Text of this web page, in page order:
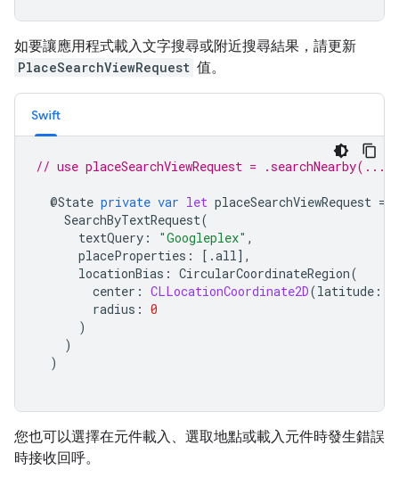
如要讓應用程式載入文字搜尋或附近搜尋結果，請更新
PlaceSearchViewRequest 值。
Swift
// use placeSearchViewRequest =
@State private var let placeSearchViewRequest =
SearchByTextRequest(
textQuery : "Googleplex" ,
placeProperties : [.all],
locationBias : CircularCoordinateRegion(
center : CLLocationCoordinate2D(latitude :
radius : 0
)
)
)
您也可以選擇在元件載入、選取地點或載入元件時發生錯誤
時接收回呼。